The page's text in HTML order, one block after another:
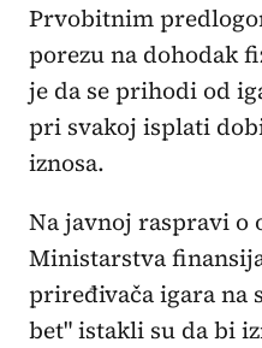
Prvobitnim
porezu na dohodak
je da se prihodi od
pri svakoj isplati
iznosa.
Na javnoj raspravi o
Ministarstva
priređivača igara na
bet" istakli su da bi